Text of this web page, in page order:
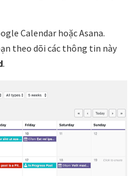
Calendar hoặc Asana.
theo dõi các thông tin này
.